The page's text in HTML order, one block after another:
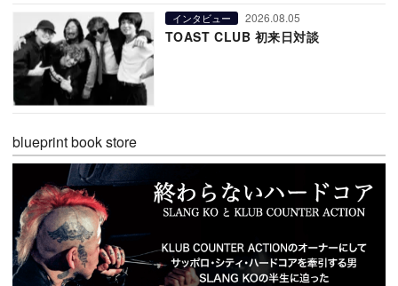
インタビュー 2026.08.05
TOAST CLUB 初来日対談
blueprint book store